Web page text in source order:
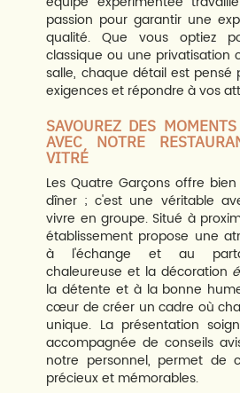
passion pour garantir une
qualité. Que vous optiez
classique ou une privatisation
salle, chaque détail est pensé
exigences et répondre à vos
SAVOUREZ DES
AVEC NOTRE
VITRÉ
Les Quatre Garçons offre
dîner ; c'est une véritable
vivre en groupe. Situé à
établissement propose une
à l'échange et au
chaleureuse et la décoration
la détente et à la bonne
cœur de créer un cadre où
unique. La présentation
accompagnée de conseils
notre personnel, permet de
précieux et mémorables.